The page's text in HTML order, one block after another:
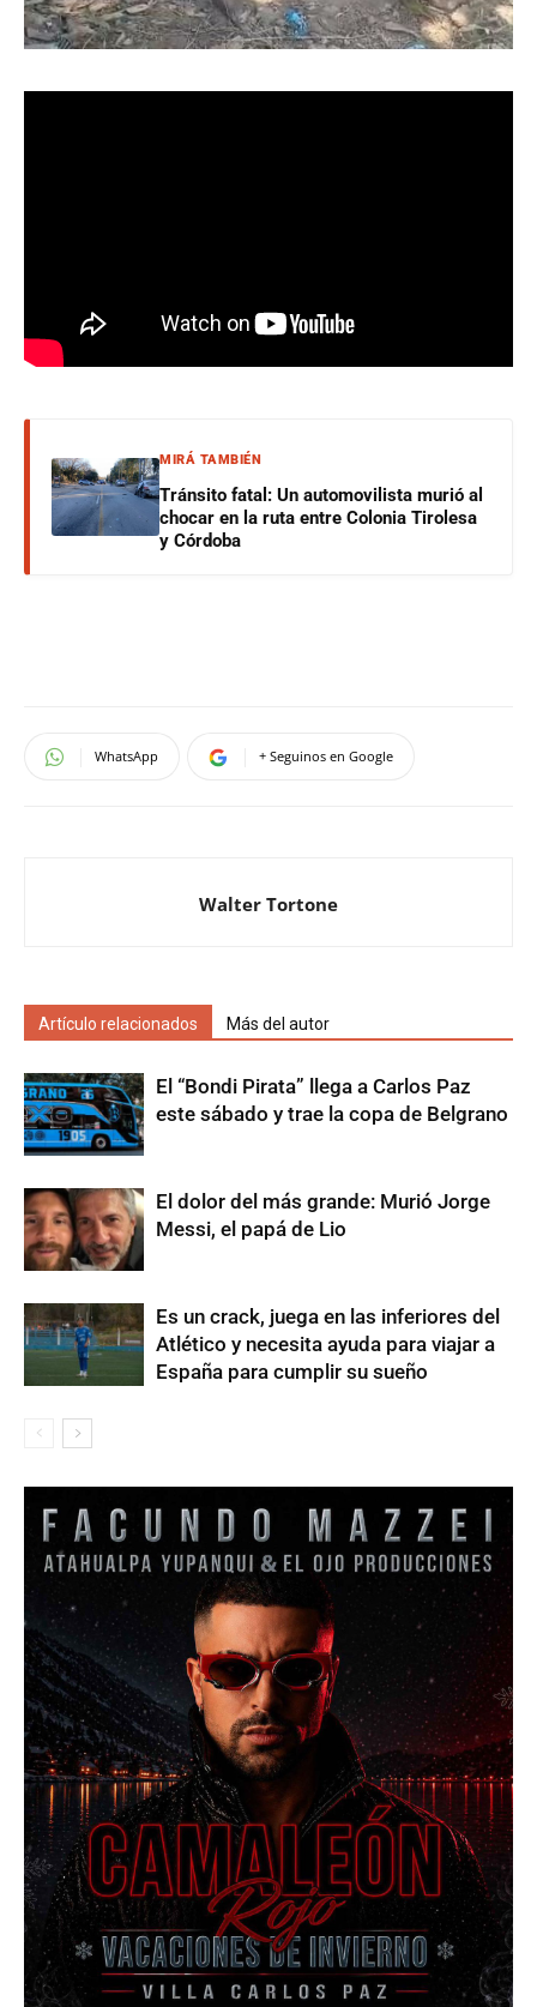
MIRÁ TAMBIÉN
Tránsito fatal: Un automovilista murió al
chocar en la ruta entre Colonia Tirolesa
y Córdoba
WhatsApp + Seguinos en Google
Walter Tortone
Artículo relacionados Más del autor
El “Bondi Pirata” llega a Carlos Paz
este sábado y trae la copa de Belgrano
El dolor del más grande: Murió Jorge
Messi, el papá de Lio
Es un crack, juega en las inferiores del
Atlético y necesita ayuda para viajar a
España para cumplir su sueño